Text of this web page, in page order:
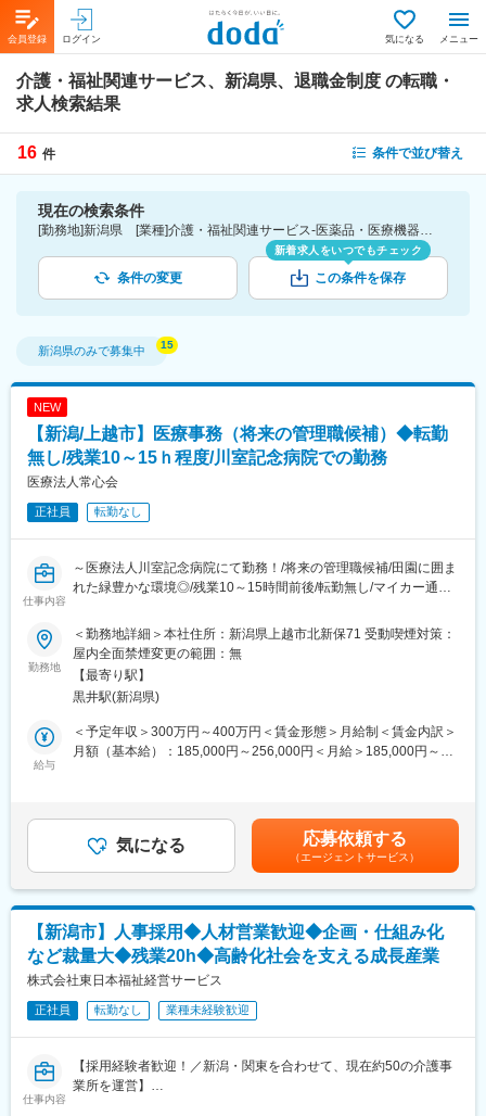
会員登録 ログイン 気になる メニュー
介護・福祉関連サービス、新潟県、退職金制度 の転職・
求人検索結果
16 件 条件で並び替え
現在の検索条件
[勤務地]新潟県 [業種]介護・福祉関連サービス-医薬品・医療機器・ライフサイエンス・医療系サービス [詳細条件](待遇・福利厚生)退職金制度
条件の変更
新着求人をいつでもチェック
この条件を保存
新潟県のみで募集中
NEW
【新潟/上越市】医療事務（将来の管理職候補）◆転勤
無し/残業10～15ｈ程度/川室記念病院での勤務
医療法人常心会
正社員 転勤なし
仕事内容
～医療法人川室記念病院にて勤務！/将来の管理職候補/田園に囲ま
れた緑豊かな環境◎/残業10～15時間前後/転勤無し/マイカー通勤
■職務内容：
医療法人常心会 川室記念病院内の医事課にてレセプト作成を中心
に、来院者の会計、入院患者管理、電話対応など様々な業務をお
任せいたします。具体的には下記業務に従事いただきます。
・レセプト作成
・入院外来窓口会計
※川室記念病院は病床171床、職員数160名程度の小さな病院で
す。総務課業務については会計、労務、備品管理、施設管理など
様々な業務に携わっていただきますが、まずは簡単な業務から始
■組織構成：
配属となる医事課には6名（正職員4名、臨時職員2名）が在籍し
ており、30代～40代の方が中心に活躍しております。
■キャリアアップ：
将来的には医事課長をお任せすることを想定しています。日々の
業務だけではなく、診療報酬の観点から医院体制・方針の立案・
経営層への提案などもお任せしたいと考えています。
■川室記念病院について：
勤務地
＜勤務地詳細＞本社住所：新潟県上越市北新保71 受動喫煙対策：
屋内全面禁煙変更の範囲：無
【最寄り駅】
黒井駅(新潟県)
給与
＜予定年収＞300万円～400万円＜賃金形態＞月給制＜賃金内訳＞
月額（基本給）：185,000円～256,000円＜月給＞185,000円～
金額であり、選考を通じて上下する可能性があります。月給(月額)
は固定手当を含めた表記です。
気になる 応募依頼する
（エージェントサービス）
【新潟市】人事採用◆人材営業歓迎◆企画・仕組み化
など裁量大◆残業20h◆高齢化社会を支える成長産業
株式会社東日本福祉経営サービス
正社員 転勤なし 業種未経験歓迎
仕事内容
【採用経験者歓迎！／新潟・関東を合わせて、現在約50の介護事
業所を運営】